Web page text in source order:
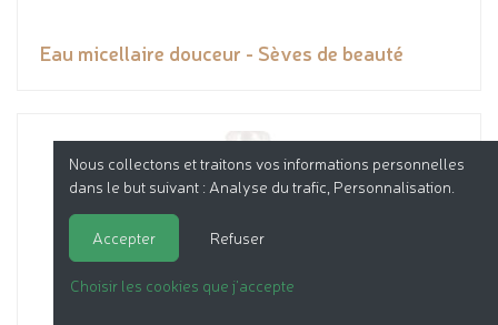
Eau micellaire douceur - Sèves de beauté
Nous collectons et traitons vos informations personnelles
dans le but suivant : Analyse du trafic, Personnalisation
Accepter Refuser
Choisir les cookies que j'accepte